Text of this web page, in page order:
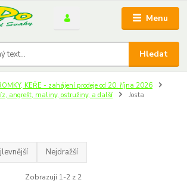
Menu
Hledat
KEŘE - zahájení prodeje od 20. října 2026
angrešt, maliny, ostružiny, a další
Josta
Nejdražší
Zobrazuji 1-2 z 2